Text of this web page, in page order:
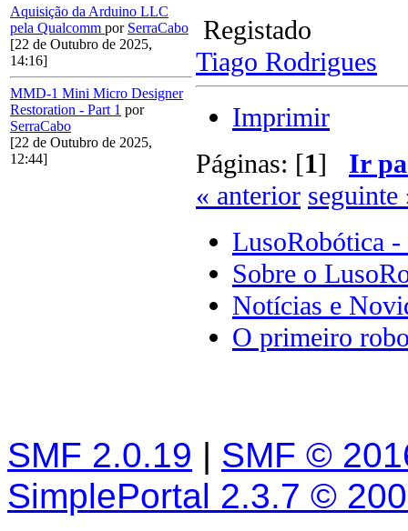
Aquisição da Arduino LLC
pela Qualcomm por SerraCabo
[22 de Outubro de 2025,
14:16]
MMD-1 Mini Micro Designer
Restoration - Part 1 por
SerraCabo
[22 de Outubro de 2025,
12:44]
Registado
Tiago Rodrigues
Imprimir
Páginas: [1] Ir
« anterior seguinte
LusoRobótica -
Sobre o
Notícias e
O primeiro
SMF 2.0.19 | SMF ©
SimplePortal 2.3.7 ©